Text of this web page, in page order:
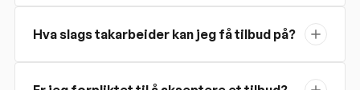
Hva slags takarbeider kan jeg få tilbud på?